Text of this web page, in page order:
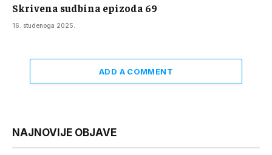
Skrivena sudbina epizoda 69
16. studenoga 2025.
ADD A COMMENT
NAJNOVIJE OBJAVE